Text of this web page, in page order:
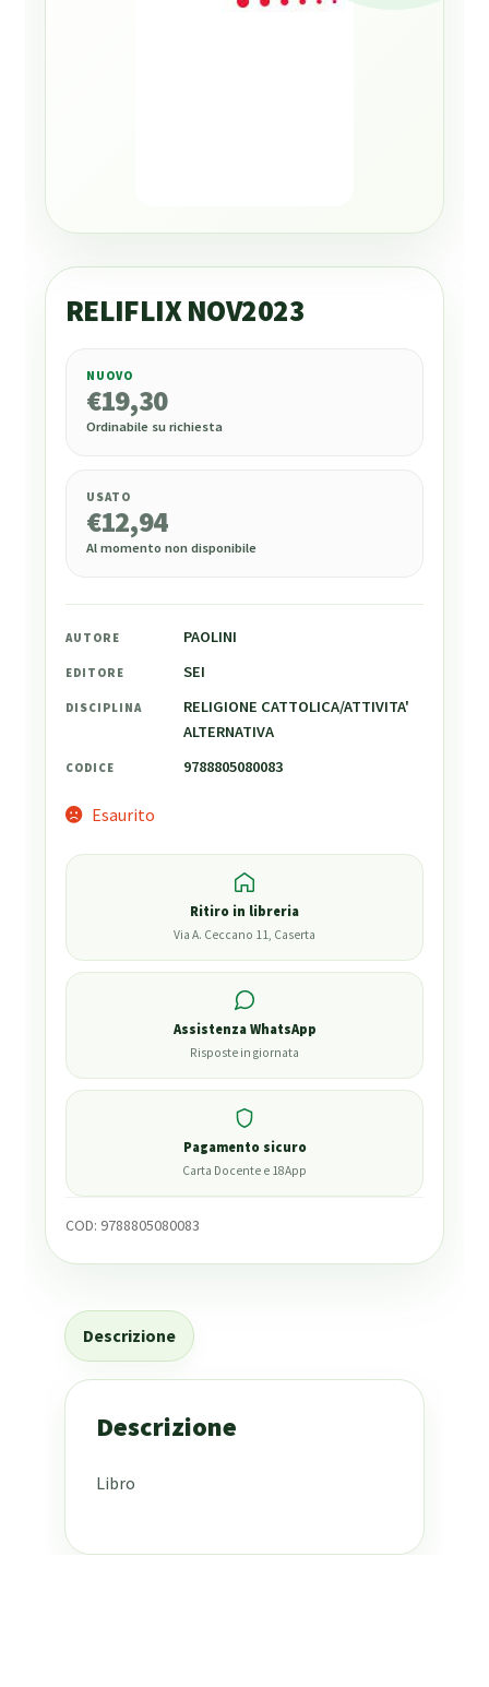
RELIFLIX NOV2023
19,30
NUOVO
€19,30
Ordinabile su richiesta
USATO
€12,94
Al momento non disponibile
AUTORE PAOLINI
EDITORE SEI
DISCIPLINA
RELIGIONE CATTOLICA/ATTIVITA'
ALTERNATIVA
CODICE 9788805080083
Esaurito
Ritiro in libreria
Via A. Ceccano 11, Caserta
Assistenza WhatsApp
Risposte in giornata
Pagamento sicuro
Carta Docente e 18App
COD: 9788805080083
Descrizione
Descrizione
Libro